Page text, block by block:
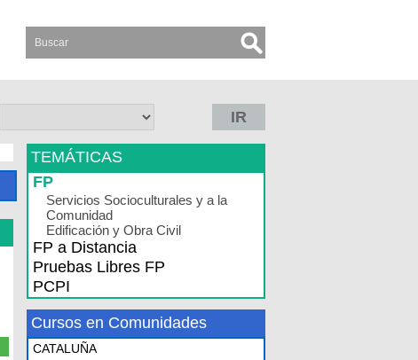
IR
TEMÁTICAS
FP
Servicios Socioculturales y a la
Comunidad
Edificación y Obra Civil
FP a Distancia
Pruebas Libres FP
PCPI
Cursos en Comunidades
CATALUÑA